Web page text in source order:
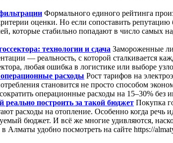
Формального единого рейтинга
оценки. Но если сопоставить
которые стабильно попадают в число самых
технологии и сдача Замороженные
— реальность, с которой сталкивается
любая ошибка в логистике или выборе
расходы Рост тарифов на
становится не просто способом
операционные расходы на 15–30% без
построить за такой бюджет Покупка
расходы на отопление. Особенно когда речь
бюджет. И всё же многие удивляются,
удобно посмотреть на сайте https://